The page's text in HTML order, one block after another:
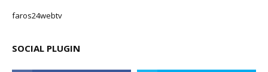
faros24webtv
SOCIAL PLUGIN